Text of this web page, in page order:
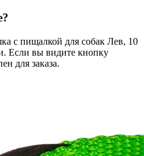
с пищалкой для собак Лев, 10
Если вы видите кнопку
для заказа.